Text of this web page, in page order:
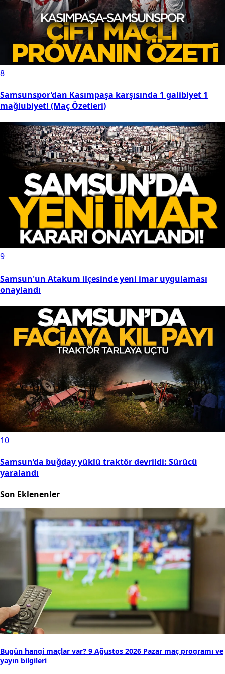
8
Samsunspor’dan Kasımpaşa karşısında 1 galibiyet 1
mağlubiyet! (Maç Özetleri)
9
Samsun'un Atakum ilçesinde yeni imar uygulaması
onaylandı
10
Samsun’da buğday yüklü traktör devrildi: Sürücü
yaralandı
Son Eklenenler
Bugün hangi maçlar var? 9 Ağustos 2026 Pazar maç programı ve
yayın bilgileri